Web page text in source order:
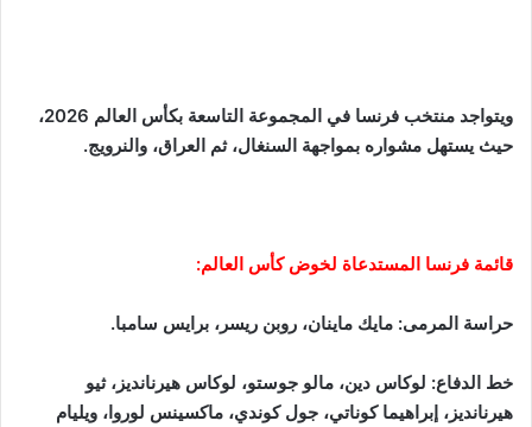
ويتواجد منتخب فرنسا في المجموعة التاسعة بكأس العالم 2026،
حيث يستهل مشواره بمواجهة السنغال، ثم العراق، والنرويج.
قائمة فرنسا المستدعاة لخوض كأس العالم:
حراسة المرمى: مايك ماينان، روبن ريسر، برايس سامبا.
خط الدفاع: لوكاس دين، مالو جوستو، لوكاس هيرنانديز، ثيو
هيرنانديز، إبراهيما كوناتي، جول كوندي، ماكسينس لوروا، ويليام